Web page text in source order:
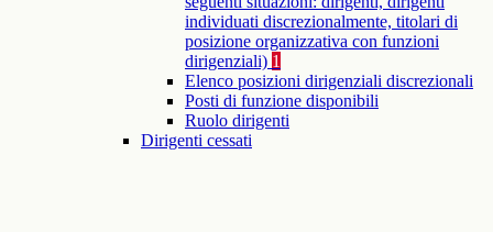
individuati discrezionalmente, titolari di
posizione organizzativa con funzioni
dirigenziali) 1
Elenco posizioni dirigenziali discrezionali
Posti di funzione disponibili
Ruolo dirigenti
Dirigenti cessati